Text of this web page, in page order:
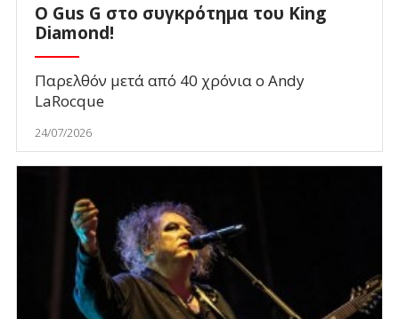
O Gus G στο συγκρότημα του King
Diamond!
Παρελθόν μετά από 40 χρόνια ο Andy
LaRocque
24/07/2026